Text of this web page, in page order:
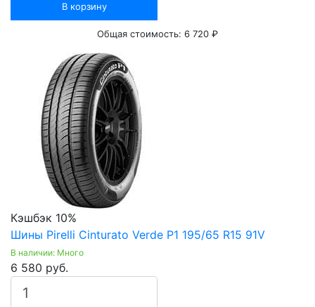
В корзину
Общая стоимость: 6 720 ₽
Кэшбэк 10%
Шины Pirelli Cinturato Verde P1 195/65 R15 91V
В наличии: Много
6 580 руб.